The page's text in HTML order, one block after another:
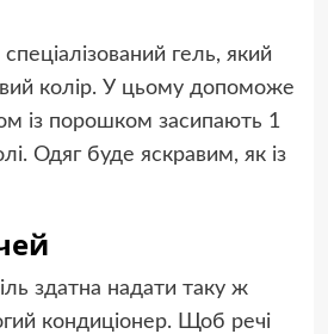
гель, який
колір. У цьому допоможе
із порошком засипають 1
Одяг буде яскравим, як із
здатна надати таку ж
кондиціонер. Щоб речі